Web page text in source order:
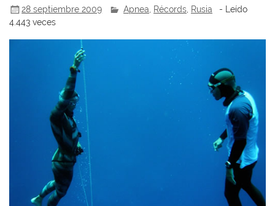
28 septiembre 2009 Apnea Récords Rusia
- Leído
4.443 veces